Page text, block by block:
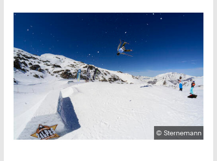
Urheberrecht:
©Sternemann